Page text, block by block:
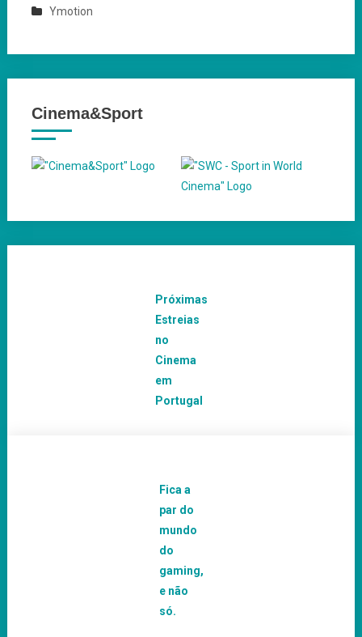
Ymotion
Cinema&Sport
Próximas
Estreias
no
Cinema
em
Portugal
Fica a
par do
mundo
do
gaming,
e não
só.